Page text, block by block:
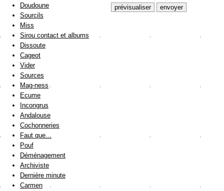
Doudoune
Sourcils
Miss
Sirou contact et albums
Dissoute
Cageot
Vider
Sources
Mag-ness
Ecume
Incongrus
Andalouse
Cochonneries
Faut que...
Pouf
Déménagement
Archiviste
Dernière minute
Carmen